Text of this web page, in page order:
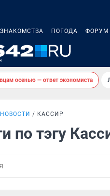
ЗНАКОМСТВА ПОГОДА ФОРУМ
осенью — ответ экономиста
КАССИР
по тэгу